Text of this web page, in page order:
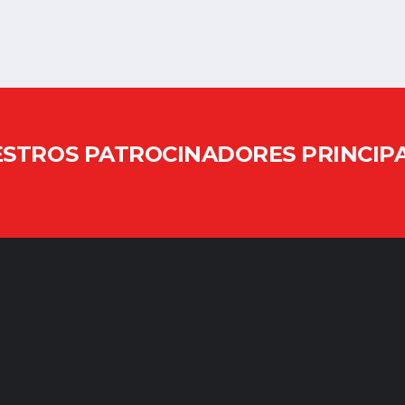
PATROCINADORES